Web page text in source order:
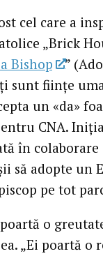
cel care a
„Brick
Bishop
”
sunt ființe
un «da»
CNA.
în
să adopte un
pe tot
o
„Ei poartă o